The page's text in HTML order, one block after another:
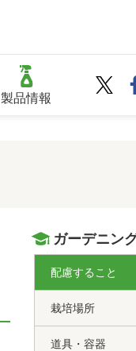
製品情報
ガーデニン
配慮すること
栽培場所
道具・容器